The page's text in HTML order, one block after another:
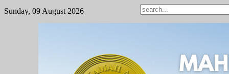
Sunday, 09 August 2026